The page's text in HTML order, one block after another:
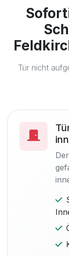
Tür nicht